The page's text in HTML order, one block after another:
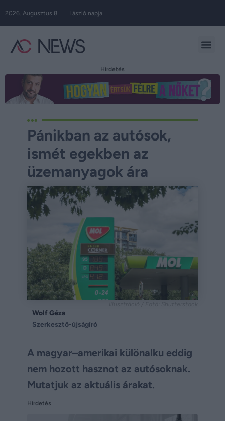
2026. Augusztus 8. | László napja
Hirdetés
Pánikban az autósok,
ismét egekben az
üzemanyagok ára
Wolf Géza
Szerkesztő-újságíró
A magyar–amerikai különalku eddig
nem hozott hasznot az autósoknak.
Mutatjuk az aktuális árakat.
Hirdetés